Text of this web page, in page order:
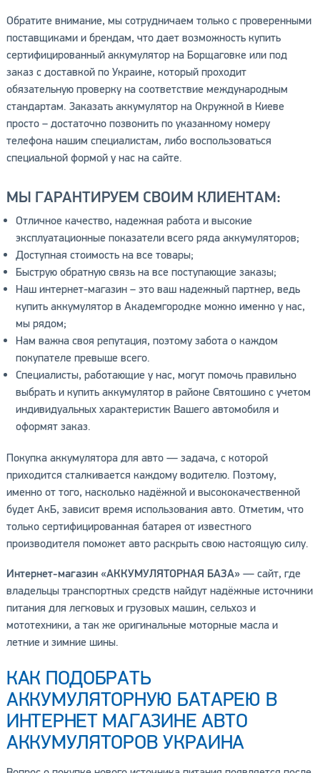
Обратите внимание, мы сотрудничаем только с проверенными
поставщиками и брендам, что дает возможность купить
сертифицированный аккумулятор на Борщаговке или под
заказ с доставкой по Украине, который проходит
обязательную проверку на соответствие международным
стандартам. Заказать аккумулятор на Окружной в Киеве
просто – достаточно позвонить по указанному номеру
телефона нашим специалистам, либо воспользоваться
специальной формой у нас на сайте.
МЫ ГАРАНТИРУЕМ СВОИМ КЛИЕНТАМ:
Отличное качество, надежная работа и высокие
эксплуатационные показатели всего ряда аккумуляторов;
Доступная стоимость на все товары;
Быструю обратную связь на все поступающие заказы;
Наш интернет-магазин – это ваш надежный партнер, ведь
купить аккумулятор в Академгородке можно именно у нас,
мы рядом;
Нам важна своя репутация, поэтому забота о каждом
покупателе превыше всего.
Специалисты, работающие у нас, могут помочь правильно
выбрать и купить аккумулятор в районе Святошино с учетом
индивидуальных характеристик Вашего автомобиля и
оформят заказ.
Покупка аккумулятора для авто — задача, с которой
приходится сталкивается каждому водителю. Поэтому,
именно от того, насколько надёжной и высококачественной
будет АкБ, зависит время использования авто. Отметим, что
только сертифицированная батарея от известного
производителя поможет авто раскрыть свою настоящую силу.
Интернет-магазин «АККУМУЛЯТОРНАЯ БАЗА»— сайт, где
владельцы транспортных средств найдут надёжные источники
питания для легковых и грузовых машин, сельхоз и
мототехники, а так же оригинальные моторные масла и
летние и зимние шины.
КАК ПОДОБРАТЬ
АККУМУЛЯТОРНУЮ БАТАРЕЮ В
ИНТЕРНЕТ МАГАЗИНЕ АВТО
АККУМУЛЯТОРОВ УКРАИНА